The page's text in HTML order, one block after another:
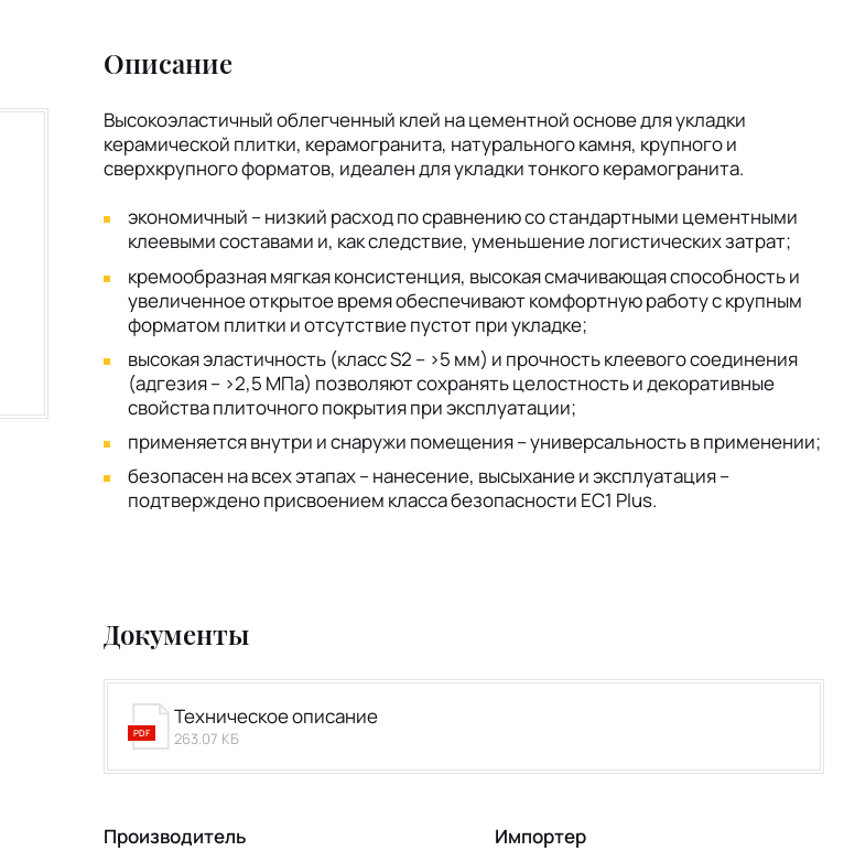
Описание
Высокоэластичный облегченный клей на цементной основе для укладки
керамической плитки, керамогранита, натурального камня, крупного и
сверхкрупного форматов, идеален для укладки тонкого керамогранита.
экономичный – низкий расход по сравнению со стандартными цементными
клеевыми составами и, как следствие, уменьшение логистических затрат;
кремообразная мягкая консистенция, высокая смачивающая способность и
увеличенное открытое время обеспечивают комфортную работу с крупным
форматом плитки и отсутствие пустот при укладке;
высокая эластичность (класс S2 – >5 мм) и прочность клеевого соединения
(адгезия – >2,5 МПа) позволяют сохранять целостность и декоративные
свойства плиточного покрытия при эксплуатации;
применяется внутри и снаружи помещения – универсальность в применении;
безопасен на всех этапах – нанесение, высыхание и эксплуатация –
подтверждено присвоением класса безопасности EC1 Plus.
Документы
PDF
Техническое описание
263.07 КБ
Производитель
Импортер